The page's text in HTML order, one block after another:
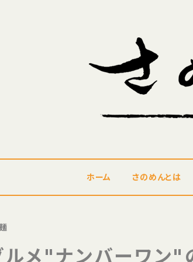
ホーム さのめんとは
メ"ナンバーワン"